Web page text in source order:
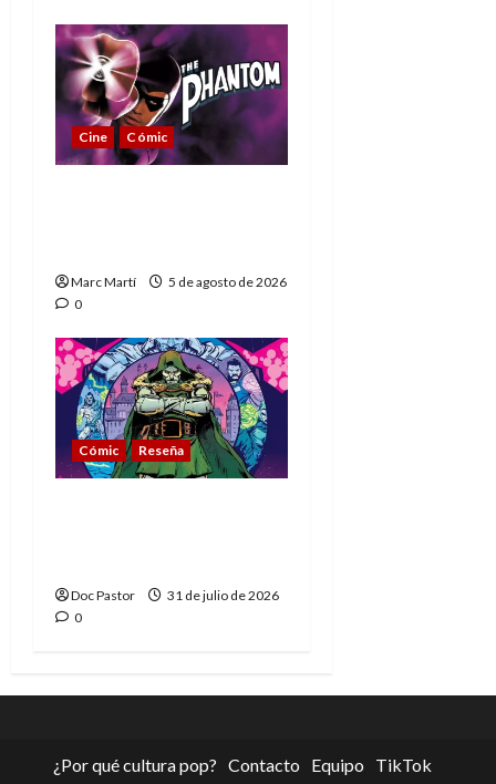
Cine Cómic
Marc Martí
5 de agosto de 2026
0
Cómic Reseña
Doc Pastor
31 de julio de 2026
0
¿Por qué cultura pop? Contacto Equipo
TikTok